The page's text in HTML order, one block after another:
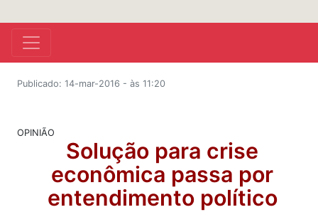
Publicado: 14-mar-2016 - às 11:20
OPINIÃO
Solução para crise
econômica passa por
entendimento político